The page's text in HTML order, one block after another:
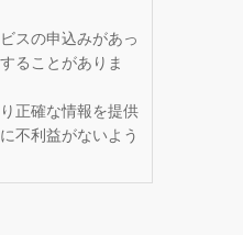
スの申込みがあっ
ることがありま
正確な情報を提供
不利益がないよう